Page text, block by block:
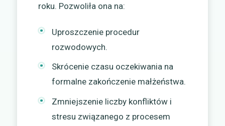
roku. Pozwoliła ona na:
Uproszczenie procedur
rozwodowych.
Skrócenie czasu oczekiwania na
formalne zakończenie małżeństwa.
Zmniejszenie liczby konfliktów i
stresu związanego z procesem